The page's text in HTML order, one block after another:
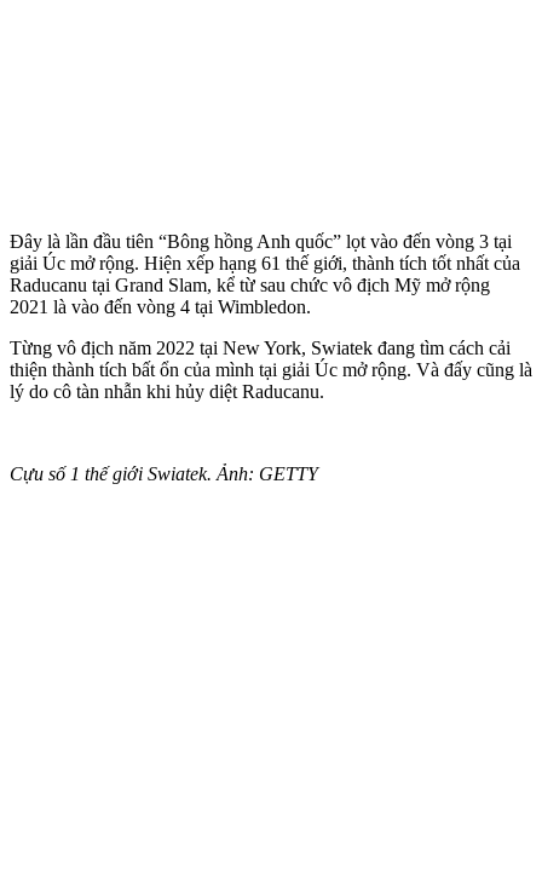
Đây là lần đầu tiên “Bông hồng Anh quốc” lọt vào đến vòng 3 tại
giải Úc mở rộng. Hiện xếp hạng 61 thế giới, thành tích tốt nhất của
Raducanu tại Grand Slam, kể từ sau chức vô địch Mỹ mở rộng
2021 là vào đến vòng 4 tại Wimbledon.
Từng vô địch năm 2022 tại New York, Swiatek đang tìm cách cải
thiện thành tích bất ổn của mình tại giải Úc mở rộng. Và đấy cũng là
lý do cô tàn nhẫn khi hủy diệt Raducanu.
Cựu số 1 thế giới Swiatek. Ảnh: GETTY